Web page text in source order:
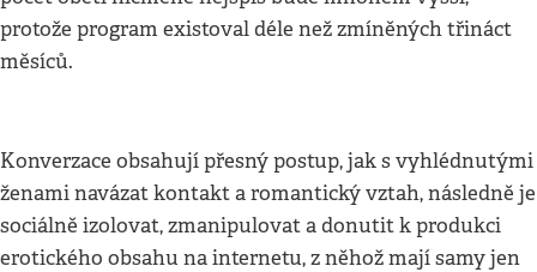
protože program existoval déle než zmíněných třináct
měsíců.
Konverzace obsahují přesný postup, jak s vyhlédnutými
ženami navázat kontakt a romantický vztah, následně je
sociálně izolovat, zmanipulovat a donutit k produkci
erotického obsahu na internetu, z něhož mají samy jen